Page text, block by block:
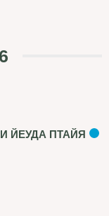
ЙЕУДА ПТАЙЯ